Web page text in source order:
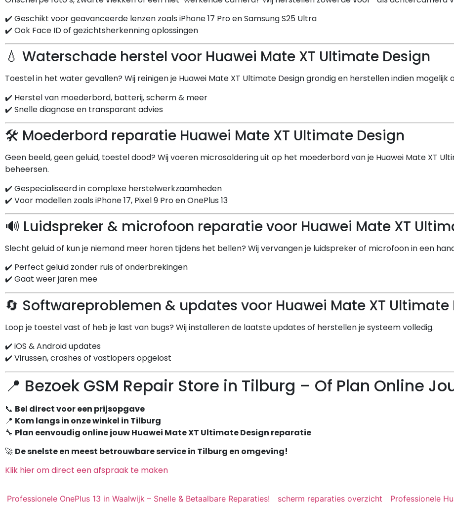
✔️ Geschikt voor geavanceerde lenzen zoals iPhone 17 Pro en Samsung S25 Ultra
✔️ Ook Face ID of gezichtsherkenning oplossingen
💧 Waterschade herstel voor Huawei Mate XT Ultimate Design
Toestel in het water gevallen? Wij reinigen je Huawei Mate XT Ultimate Design grondig en herstellen indien
✔️ Herstel van moederbord, batterij, scherm & meer
✔️ Snelle diagnose en transparant advies
🛠️ Moederbord reparatie Huawei Mate XT Ultimate Design
Geen beeld, geen geluid, toestel dood? Wij voeren microsoldering uit op het moederbord van je Huawei Mate XT
beheersen.
✔️ Gespecialiseerd in complexe herstelwerkzaamheden
✔️ Voor modellen zoals iPhone 17, Pixel 9 Pro en OnePlus 13
🔊 Luidspreker & microfoon reparatie voor Huawei Mate XT
Slecht geluid of kun je niemand meer horen tijdens het bellen? Wij vervangen je luidspreker of microfoon in een
✔️ Perfect geluid zonder ruis of onderbrekingen
✔️ Gaat weer jaren mee
🔄 Softwareproblemen & updates voor Huawei Mate XT Ultimate
Loop je toestel vast of heb je last van bugs? Wij installeren de laatste updates of herstellen je systeem volledig.
✔️ iOS & Android updates
✔️ Virussen, crashes of vastlopers opgelost
📍 Bezoek GSM Repair Store in Tilburg – Of Plan Online
📞 Bel direct voor een prijsopgave
📍 Kom langs in onze winkel in Tilburg
🔧 Plan eenvoudig online jouw Huawei Mate XT Ultimate Design reparatie
🚀 De snelste en meest betrouwbare service in Tilburg en omgeving!
Klik hier om direct een afspraak te maken
Professionele OnePlus 13 in Waalwijk – Snelle & Betaalbare Reparaties! scherm reparaties overzicht
Professionele